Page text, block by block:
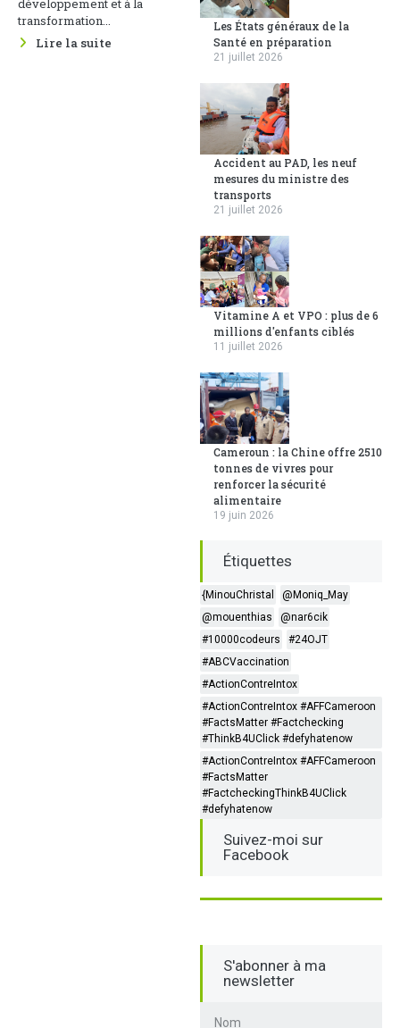
développement et à la
transformation...
Lire la suite
Les États généraux de la
Santé en préparation
21 juillet 2026
Accident au PAD, les neuf
mesures du ministre des
transports
21 juillet 2026
Vitamine A et VPO : plus de 6
millions d'enfants ciblés
11 juillet 2026
Cameroun : la Chine offre 2510
tonnes de vivres pour
renforcer la sécurité
alimentaire
19 juin 2026
Étiquettes
{MinouChristal
@Moniq_May
@mouenthias
@nar6cik
#10000codeurs
#24OJT
#ABCVaccination
#ActionContreIntox
#ActionContreIntox #AFFCameroon
#FactsMatter #Factchecking
#ThinkB4UClick #defyhatenow
#ActionContreIntox #AFFCameroon
#FactsMatter
#FactcheckingThinkB4UClick
#defyhatenow
Suivez-moi sur
Facebook
S'abonner à ma
newsletter